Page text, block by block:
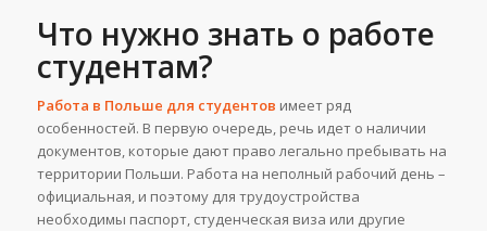
Что нужно знать о работе
студентам?
Работа в Польше для студентов имеет ряд
особенностей. В первую очередь, речь идет о наличии
документов, которые дают право легально пребывать на
территории Польши. Работа на неполный рабочий день –
официальная, и поэтому для трудоустройства
необходимы паспорт, студенческая виза или другие